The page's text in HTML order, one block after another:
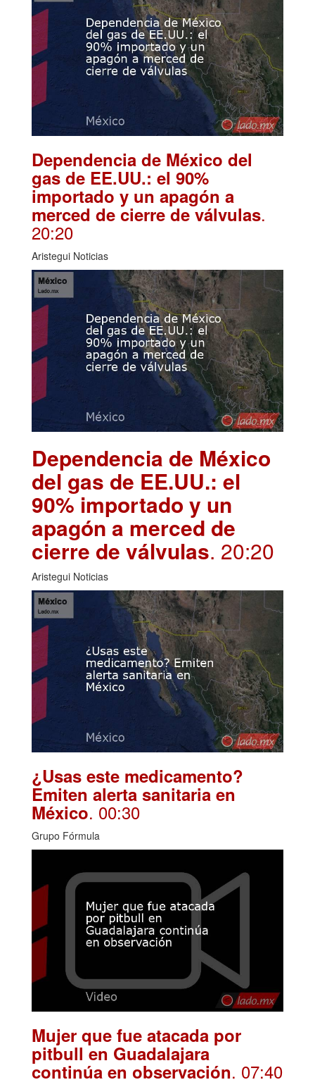
Dependencia de México del
gas de EE.UU.: el 90%
importado y un apagón a
merced de cierre de válvulas.
20:20
Aristegui Noticias
Dependencia de México
del gas de EE.UU.: el
90% importado y un
apagón a merced de
cierre de válvulas. 20:20
Aristegui Noticias
¿Usas este medicamento?
Emiten alerta sanitaria en
México. 00:30
Grupo Fórmula
Mujer que fue atacada por
pitbull en Guadalajara
continúa en observación. 07:40